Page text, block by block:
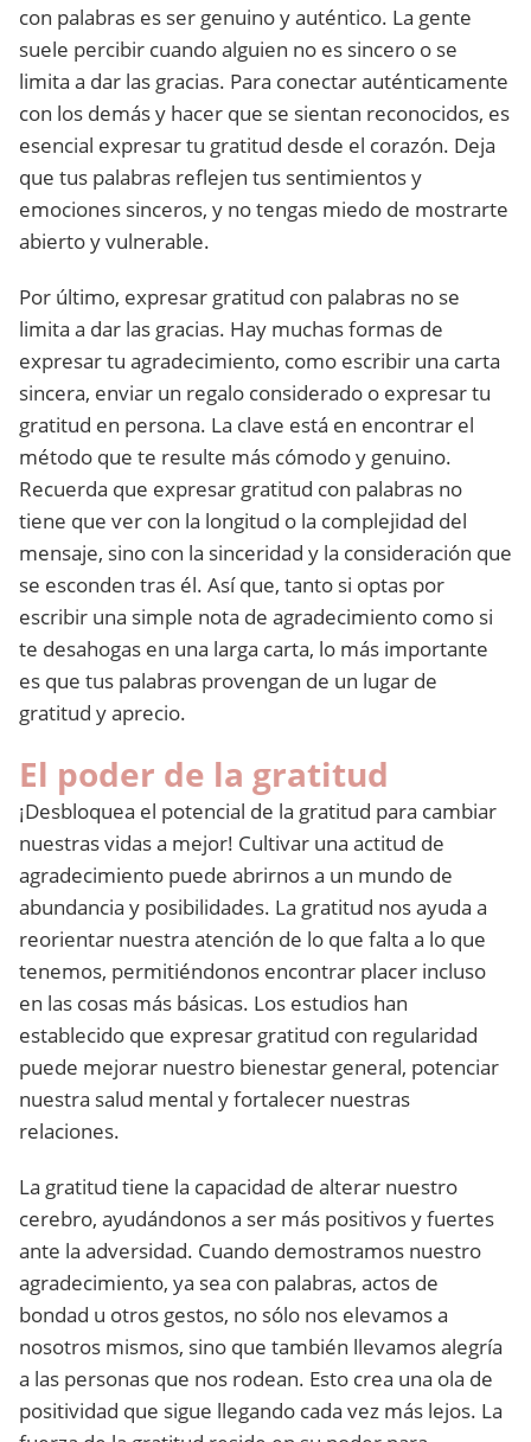
con palabras es ser genuino y auténtico. La gente
suele percibir cuando alguien no es sincero o se
limita a dar las gracias. Para conectar auténticamente
con los demás y hacer que se sientan reconocidos, es
esencial expresar tu gratitud desde el corazón. Deja
que tus palabras reflejen tus sentimientos y
emociones sinceros, y no tengas miedo de mostrarte
abierto y vulnerable.
Por último, expresar gratitud con palabras no se
limita a dar las gracias. Hay muchas formas de
expresar tu agradecimiento, como escribir una carta
sincera, enviar un regalo considerado o expresar tu
gratitud en persona. La clave está en encontrar el
método que te resulte más cómodo y genuino.
Recuerda que expresar gratitud con palabras no
tiene que ver con la longitud o la complejidad del
mensaje, sino con la sinceridad y la consideración que
se esconden tras él. Así que, tanto si optas por
escribir una simple nota de agradecimiento como si
te desahogas en una larga carta, lo más importante
es que tus palabras provengan de un lugar de
gratitud y aprecio.
El poder de la gratitud
¡Desbloquea el potencial de la gratitud para cambiar
nuestras vidas a mejor! Cultivar una actitud de
agradecimiento puede abrirnos a un mundo de
abundancia y posibilidades. La gratitud nos ayuda a
reorientar nuestra atención de lo que falta a lo que
tenemos, permitiéndonos encontrar placer incluso
en las cosas más básicas. Los estudios han
establecido que expresar gratitud con regularidad
puede mejorar nuestro bienestar general, potenciar
nuestra salud mental y fortalecer nuestras
relaciones.
La gratitud tiene la capacidad de alterar nuestro
cerebro, ayudándonos a ser más positivos y fuertes
ante la adversidad. Cuando demostramos nuestro
agradecimiento, ya sea con palabras, actos de
bondad u otros gestos, no sólo nos elevamos a
nosotros mismos, sino que también llevamos alegría
a las personas que nos rodean. Esto crea una ola de
positividad que sigue llegando cada vez más lejos. La